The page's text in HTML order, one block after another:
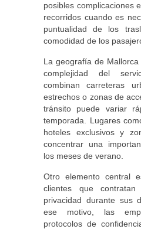
posibles complicaciones
recorridos cuando es
puntualidad de los
comodidad de los
La geografía de
complejidad del
combinan carreteras
estrechos o zonas de
tránsito puede variar
temporada. Lugares
hoteles exclusivos y
concentrar una
los meses de verano.
Otro elemento central
clientes que
privacidad durante sus
ese motivo, las
protocolos de